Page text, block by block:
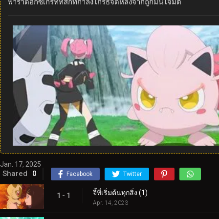
Jan. 17, 2025
Shared 0 Facebook Twitter
1 - 1 จี้ที่เริ่มต้นทุกสิ่ง (1)
Apr. 14, 2023